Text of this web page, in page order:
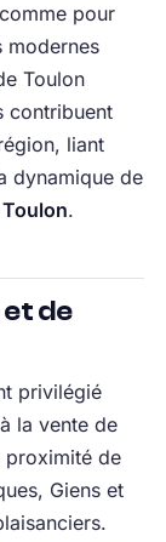
pour
modernes
Toulon
contribuent
liant
dynamique de
.
de
privilégié
la vente de
proximité de
Giens et